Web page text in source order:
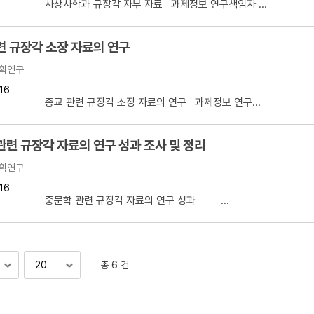
사상사학과 규장각 자부 자료 과제정보 연구책임자 ...
규장각 소장 자료의 연구
연구
종교 관련 규장각 소장 자료의 연구 과제정보 연구...
련 규장각 자료의 연구 성과 조사 및 정리
연구
】 중문학 관련 규장각 자료의 연구 성과 ...
총 6 건